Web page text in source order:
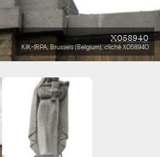
X058940
KIK-IRPA, Brussels (Belgium), cliché X058940